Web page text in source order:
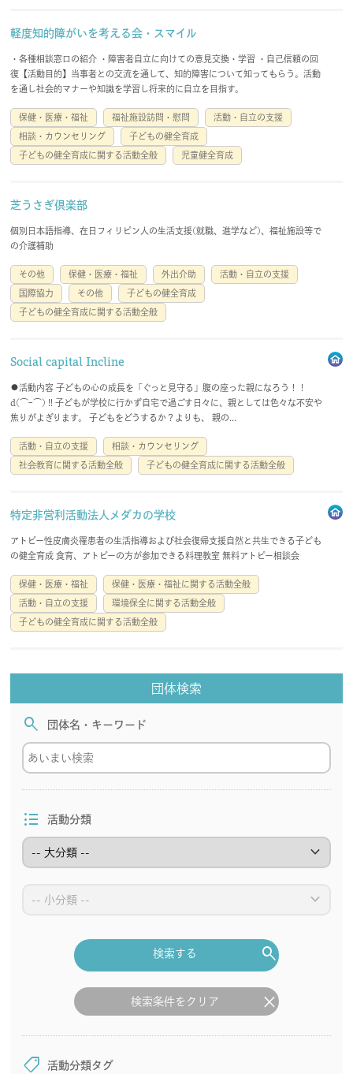
軽度知的障がいを考える会・スマイル
・各種相談窓口の紹介 ・障害者自立に向けての意見交換・学習 ・自己信頼の回
復【活動目的】当事者との交流を通して、知的障害について知ってもらう。活動
を通し社会的マナーや知識を学習し将来的に自立を目指す。
保健・医療・福祉 福祉施設訪問・慰問 活動・自立の支援
相談・カウンセリング 子どもの健全育成
子どもの健全育成に関する活動全般 児童健全育成
芝うさぎ倶楽部
個別日本語指導、在日フィリピン人の生活支援(就職、進学など)、福祉施設等で
の介護補助
その他 保健・医療・福祉 外出介助 活動・自立の支援
国際協力 その他 子どもの健全育成
子どもの健全育成に関する活動全般
Social capital Incline
●活動内容 子どもの心の成長を「ぐっと見守る」腹の座った親になろう！！
d(⌒ｰ⌒) !! 子どもが学校に行かず自宅で過ごす日々に、親としては色々な不安や
焦りがよぎります。 子どもをどうするか？よりも、 親の...
活動・自立の支援 相談・カウンセリング
社会教育に関する活動全般 子どもの健全育成に関する活動全般
特定非営利活動法人メダカの学校
アトピー性皮膚炎罹患者の生活指導および社会復帰支援自然と共生できる子ども
の健全育成 食育、アトピーの方が参加できる料理教室 無料アトピー相談会
保健・医療・福祉 保健・医療・福祉に関する活動全般
活動・自立の支援 環境保全に関する活動全般
子どもの健全育成に関する活動全般
団体検索
search 団体名・キーワード
format_list_bulleted 活動分類
keyboard_arrow_down
keyboard_arrow_down
search
検索する
clear
検索条件をクリア
shoppingmode 活動分類タグ